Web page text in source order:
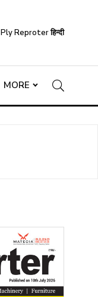
Ply Reproter हिन्दी
MORE